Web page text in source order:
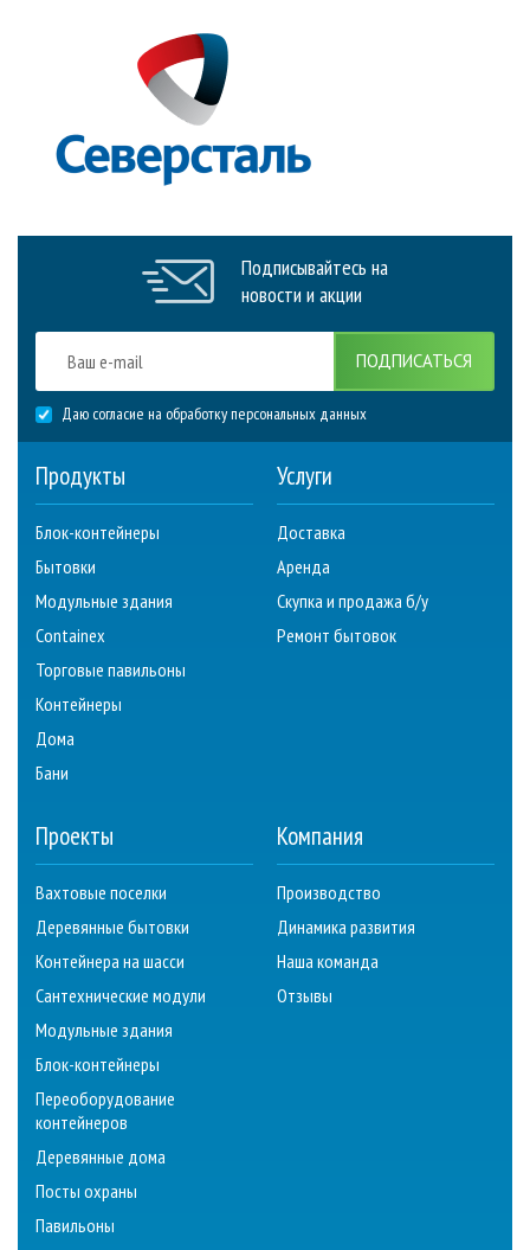
Подписывайтесь на
новости и акции
ПОДПИСАТЬСЯ
Даю согласие на обработку персональных данных
Продукты
Блок-контейнеры
Бытовки
Модульные здания
Containex
Торговые павильоны
Контейнеры
Дома
Бани
Услуги
Доставка
Аренда
Скупка и продажа б/у
Ремонт бытовок
Проекты
Вахтовые поселки
Деревянные бытовки
Контейнера на шасси
Сантехнические модули
Модульные здания
Блок-контейнеры
Переоборудование
контейнеров
Деревянные дома
Посты охраны
Павильоны
Компания
Производство
Динамика развития
Наша команда
Отзывы